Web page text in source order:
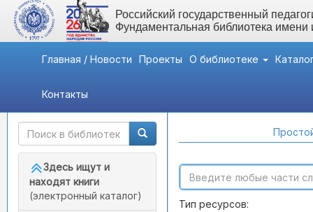
Российский государственный
Фундаментальная библиотека
Главная / Новости Проекты О библиотеке
Контакты
Быстрый доступ
Здесь ищут и
находят книги
(электронный каталог)
Тип ресурсов: